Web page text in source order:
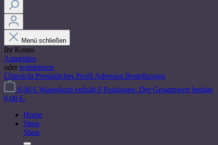
Menü schließen
Ihr Konto
Anmelden
oder registrieren
Übersicht Persönliches Profil Adressen Bestellungen
0,00 € Warenkorb enthält 0 Positionen. Der Gesamtwert beträgt
0,00 €.
Home
Shop
Shop